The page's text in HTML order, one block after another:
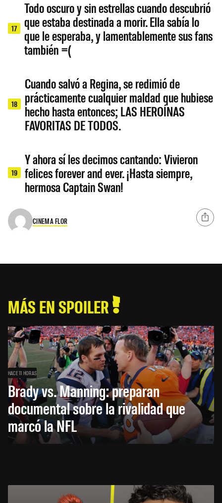
17
Todo oscuro y sin estrellas cuando descubrió
que estaba destinada a morir. Ella sabía lo
que le esperaba, y lamentablemente sus fans
también =(
18
Cuando salvó a Regina, se redimió de
prácticamente cualquier maldad que hubiese
hecho hasta entonces; LAS HEROÍNAS
FAVORITAS DE TODOS.
19
Y ahora sí les decimos cantando: Vivieron
felices forever and ever. ¡Hasta siempre,
hermosa Captain Swan!
CINEMA FLOR
MÁS EN SPOILER
HACE 11 HORAS
Brady vs. Manning: preparan
documental sobre la rivalidad que
marcó la NFL